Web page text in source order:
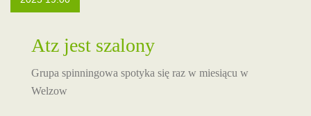
Atz jest szalony
Grupa spinningowa spotyka się raz w miesiącu w
Welzow